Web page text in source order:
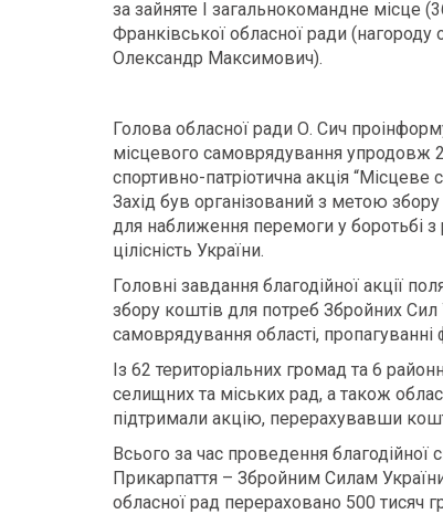
за зайняте І загальнокомандне місце
Франківської обласної ради
Олександр Максимович).
Голова обласної ради О. Сич
місцевого самоврядування упродовж
спортивно-патріотична акція
Захід був організований з метою
для наближення перемоги у боротьбі з
цілісність України.
Головні завдання благодійної акції
збору коштів для потреб Збройних Сил
самоврядування області, пропагуванні
Із 62 територіальних громад та 6
селищних та міських рад, а також
підтримали акцію, перерахувавши
Всього за час проведення благодійної
Прикарпаття – Збройним Силам
обласної рад перераховано 500 тисяч